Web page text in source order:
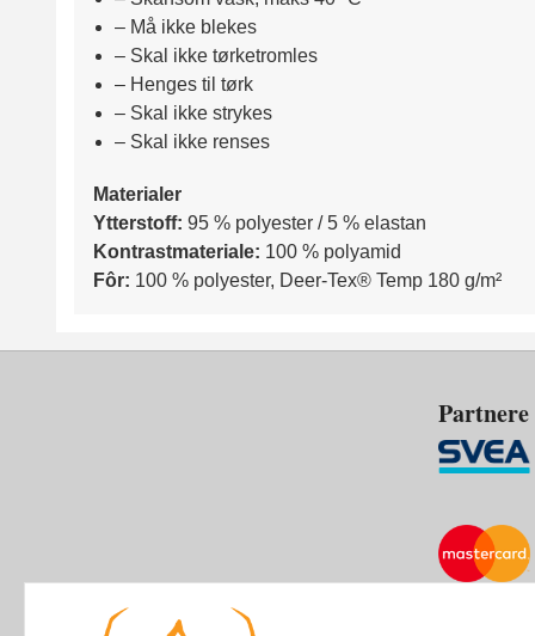
– Må ikke blekes
– Skal ikke tørketromles
– Henges til tørk
– Skal ikke strykes
– Skal ikke renses
Materialer
Ytterstoff: 95 % polyester / 5 % elastan
Kontrastmateriale: 100 % polyamid
Fôr: 100 % polyester, Deer-Tex® Temp 180 g/m²
Partnere